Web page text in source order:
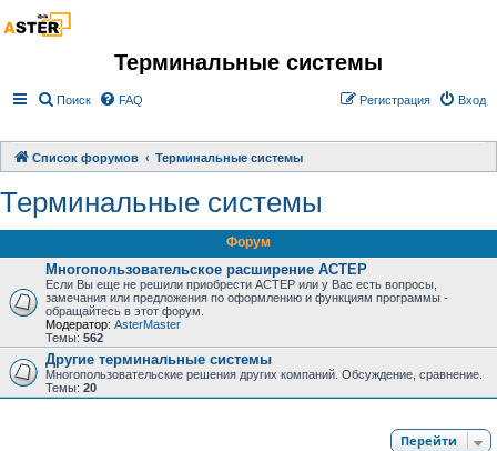
Терминальные системы
Поиск FAQ Вход
Регистрация
Список форумов Терминальные системы
Терминальные системы
Форум
Многопользовательское расширение АСТЕР
Если Вы еще не решили приобрести АСТЕР или у Вас есть вопросы,
замечания или предложения по оформлению и функциям программы -
обращайтесь в этот форум.
Модератор: AsterMaster
Темы: 562
Другие терминальные системы
Многопользовательские решения других компаний. Обсуждение, сравнение.
Темы: 20
Перейти